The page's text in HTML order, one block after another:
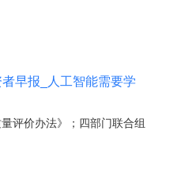
早报_人工智能需要学
评价办法》；四部门联合组